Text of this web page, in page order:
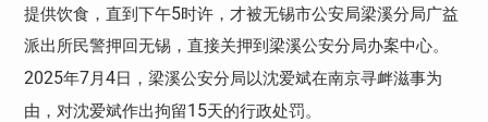
提供饮食，直到下午5时许，才被无锡市公安局梁溪分局广益
派出所民警押回无锡，直接关押到梁溪公安分局办案中心。
2025年7月4日，梁溪公安分局以沈爱斌在南京寻衅滋事为
由，对沈爱斌作出拘留15天的行政处罚。